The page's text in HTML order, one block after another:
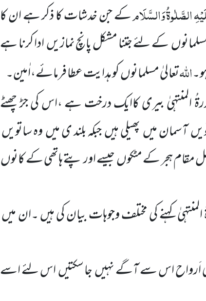
الصَّلٰوۃُوَالسَّلَامکے جن خدشات کا ذکر ہے ان کا
کے لئے جتنا مشکل پانچ نمازیں ادا کرنا ہے
اللہتعالیٰ مسلمانوں کو ہدایت عطا فرمائے،اٰمین۔
المنتہیٰ بیری کاایک درخت ہے ،اس کی جڑ چھٹے
میں پھیلی ہیں جبکہ بلند ی میں وہ ساتویں
ہجر کے مٹکوں جیسے اور پتے ہاتھی کے کانوں
کہنے کی مختلف وجوہات بیان کی ہیں ۔ان میں
اَرواح اس سے آگے نہیں جا سکتیں اس لئے اسے